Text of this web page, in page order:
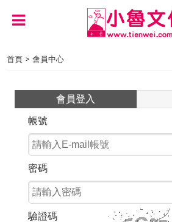
首頁 >會員中心
會員登入
帳號
密碼
驗證碼